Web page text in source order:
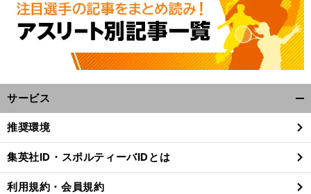
サービス
閉
る
推奨環境
集英社ID・スポルティーバIDとは
利用規約・会員規約